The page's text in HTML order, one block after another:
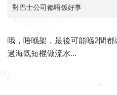
對巴士公司都唔係好事
哦，唔喺架，最後可能喺2間
過海既短棍做流水...